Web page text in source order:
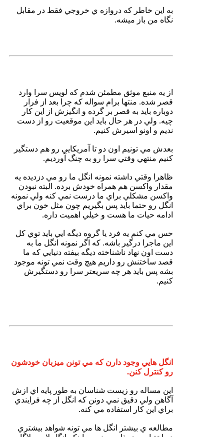
به اين خاطر كه دروازه ي خروجي فقط در مقابل
نگاه من باز ميشه.
از يه منبع موثق مطمئن شدم كه لويس سرا وارد
قصر شده. منتها برام سواله كه چرا بعد از فرار
دوباره بايد به قصر بر گرده و انگيزش از اين كار
چيه. ولي در هر حال بايد اين موقعيت رو از دست
نديم و اونو اسيرش كنيم.
بعدش مي تونيم اون دو تا آمريكايي رو هم دستگير
كنيم منتهي وقتي سرا رو به چنگ آورديم.
ظاهرا وقتي داشته نمونه انگل ما رو مي دزديده يه
مقدار واكسن هم همراه خودش برده. البته نبودن
واكسن مشكلي براي ما درست نمي كنه ولي نمونه
انگل رو حتما بايد پس بگيريم چون مثل خون براي
ادامه حيات ما هست و خيلي اهميت داره.
حس مي كنم يه فرد يا گروه ديگه ايي بايد توي كل
اين ماجرا درگير باشه. كه اگر نمونه انگل ما به
دست اون نهاد ناشناخته ديگه بيفته دنيايي كه ما
قصد ساختنش رو داريم هيچ وقت نمي تونه موجود
بشه پس بايد هر چه سريعتر سرا رو دستگيرش
كنيم.
انگل هايي وجود دارن كه مي تونن ميزبان خودشون
رو كنترل كنن.
اين مساله رو زيست شناسان به طور پايه اي ازش
آگاهن ولي دقيق نمي دونن كه انگل از چه فرايندي
براي اين كار استفاده مي كنه.
مطالعه ي بيشتر انگل ها مي تونه شواهد بيشتري